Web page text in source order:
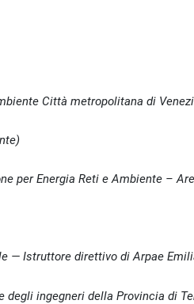
Città metropolitana di
per Energia Reti e Ambiente –
— Istruttore direttivo di Arpae
degli ingegneri della Provincia di